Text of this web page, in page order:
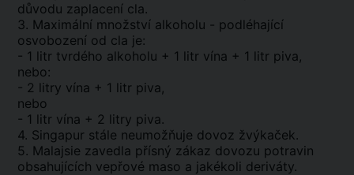
důvodu zaplacení cla.
3. Maximální množství alkoholu - podléhající
osvobození od cla je:
- 1 litr tvrdého alkoholu + 1 litr vína + 1 litr piva,
nebo:
- 2 litry vína + 1 litr piva,
nebo
- 1 litr vína + 2 litry piva.
4. Singapur stále neumožňuje dovoz žvýkaček.
5. Malajsie zavedla přísný zákaz dovozu potravin
obsahujících vepřové maso a jakékoli deriváty.